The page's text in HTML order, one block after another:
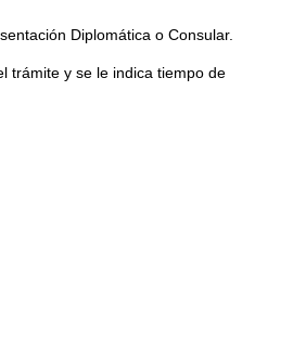
Diplomática o Consular.
trámite y se le indica tiempo de